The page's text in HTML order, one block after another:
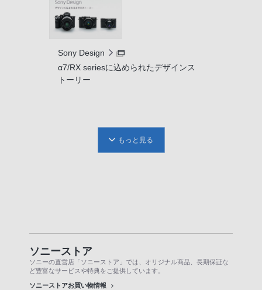
Sony Design
α7/RX seriesに込められたデザインス
トーリー
もっと見る
ソニーストア
ソニーの直営店「ソニーストア」では、オリジナル商品、長期保証な
ど豊富なサービスや特典をご提供しています。
ソニーストアお買い物情報